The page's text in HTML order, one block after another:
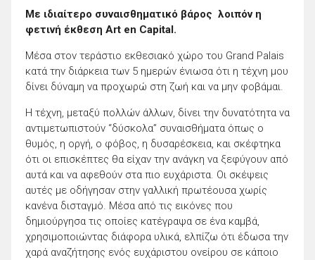
Με ιδιαίτερο συναισθηματικό βάρος λοιπόν η
φετινή έκθεση Art en Capital.
Μέσα στον τεράστιο εκθεσιακό χώρο του Grand Palais
κατά την διάρκεια των 5 ημερών ένιωσα ότι η τέχνη μου
δίνει δύναμη να προχωρώ στη ζωή και να μην φοβάμαι.
Η τέχνη, μεταξύ πολλών άλλων, δίνει την δυνατότητα να
αντιμετωπιστούν “δύσκολα” συναισθήματα όπως ο
θυμός, η οργή, ο φόβος, η δυσαρέσκεια, και σκέφτηκα
ότι οι επισκέπτες θα είχαν την ανάγκη να ξεφύγουν από
αυτά και να αφεθούν στα πιο ευχάριστα. Οι σκέψεις
αυτές με οδήγησαν στην γαλλική πρωτέουσα χωρίς
κανένα δισταγμό. Μέσα από τις εικόνες που
δημιούργησα τις οποίες κατέγραψα σε ένα καμβά,
χρησιμοποιώντας διάφορα υλικά, ελπίζω ότι έδωσα την
χαρά αναζήτησης ενός ευχάριστου ονείρου σε κάποιο